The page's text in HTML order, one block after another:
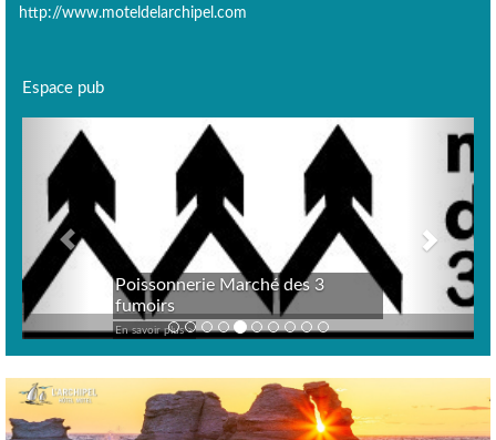
http://www.moteldelarchipel.com
Espace pub
Poissonnerie Marché des 3
fumoirs
En savoir plus >
Previous